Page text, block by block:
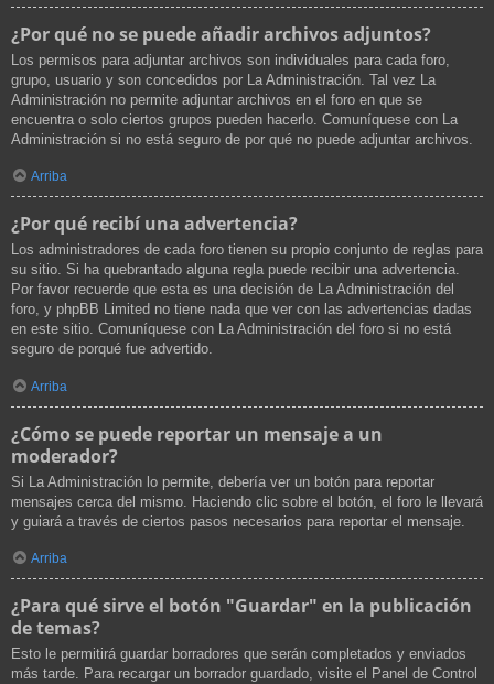
¿Por qué no se puede añadir archivos adjuntos?
Los permisos para adjuntar archivos son individuales para cada foro,
grupo, usuario y son concedidos por La Administración. Tal vez La
Administración no permite adjuntar archivos en el foro en que se
encuentra o solo ciertos grupos pueden hacerlo. Comuníquese con La
Administración si no está seguro de por qué no puede adjuntar archivos.
Arriba
¿Por qué recibí una advertencia?
Los administradores de cada foro tienen su propio conjunto de reglas para
su sitio. Si ha quebrantado alguna regla puede recibir una advertencia.
Por favor recuerde que esta es una decisión de La Administración del
foro, y phpBB Limited no tiene nada que ver con las advertencias dadas
en este sitio. Comuníquese con La Administración del foro si no está
seguro de porqué fue advertido.
Arriba
¿Cómo se puede reportar un mensaje a un
moderador?
Si La Administración lo permite, debería ver un botón para reportar
mensajes cerca del mismo. Haciendo clic sobre el botón, el foro le llevará
y guiará a través de ciertos pasos necesarios para reportar el mensaje.
Arriba
¿Para qué sirve el botón "Guardar" en la publicación
de temas?
Esto le permitirá guardar borradores que serán completados y enviados
más tarde. Para recargar un borrador guardado, visite el Panel de Control